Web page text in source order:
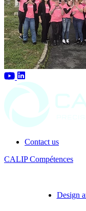
Contact us
CALIP Compétences
Design